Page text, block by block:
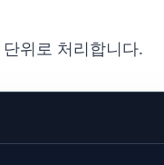
위로 처리합니다.